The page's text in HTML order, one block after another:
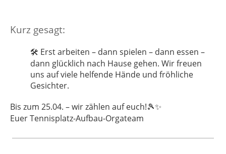
Kurz gesagt:
🛠️ Erst arbeiten – dann spielen – dann essen –
dann glücklich nach Hause gehen. Wir freuen
uns auf viele helfende Hände und fröhliche
Gesichter.
Bis zum 25.04. – wir zählen auf euch!🎾✨
Euer Tennisplatz-Aufbau-Orgateam